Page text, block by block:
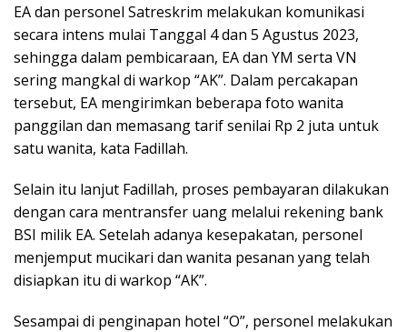
EA dan personel Satreskrim melakukan komunikasi
secara intens mulai Tanggal 4 dan 5 Agustus 2023,
sehingga dalam pembicaraan, EA dan YM serta VN
sering mangkal di warkop “AK”. Dalam percakapan
tersebut, EA mengirimkan beberapa foto wanita
panggilan dan memasang tarif senilai Rp 2 juta untuk
satu wanita, kata Fadillah.
Selain itu lanjut Fadillah, proses pembayaran dilakukan
dengan cara mentransfer uang melalui rekening bank
BSI milik EA. Setelah adanya kesepakatan, personel
menjemput mucikari dan wanita pesanan yang telah
disiapkan itu di warkop “AK”.
Sesampai di penginapan hotel “O”, personel melakukan